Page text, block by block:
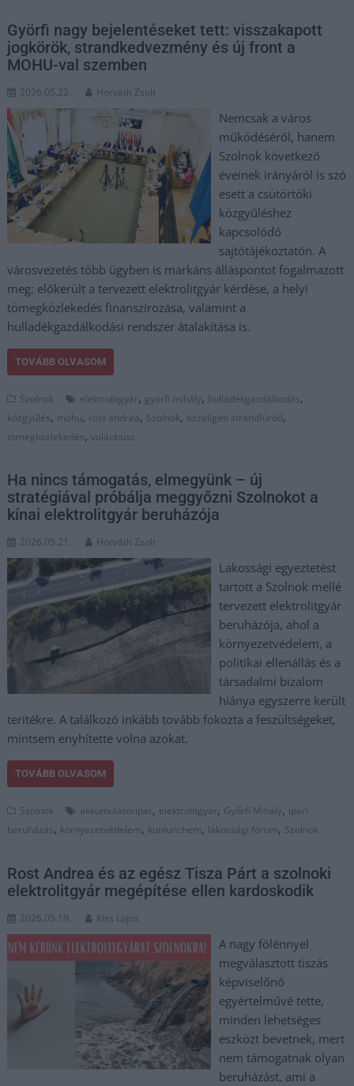
Györfi nagy bejelentéseket tett: visszakapott
jogkörök, strandkedvezmény és új front a
MOHU-val szemben
2026.05.22. Horváth Zsolt
Nemcsak a város
működéséről, hanem
Szolnok következő
éveinek irányáról is szó
esett a csütörtöki
közgyűléshez
kapcsolódó
sajtótájékoztatón. A
városvezetés több ügyben is markáns álláspontot fogalmazott
meg: előkerült a tervezett elektrolitgyár kérdése, a helyi
tömegközlekedés finanszírozása, valamint a
hulladékgazdálkodási rendszer átalakítása is.
TOVÁBB OLVASOM
Szolnok elektrolitgyár, györfi mihály, hulladékgazdálkodás,
közgyűlés, mohu, rost andrea, Szolnok, tiszaligeti strandfürdő,
tömegközlekedés,volánbusz
Ha nincs támogatás, elmegyünk – új
stratégiával próbálja meggyőzni Szolnokot a
kínai elektrolitgyár beruházója
2026.05.21. Horváth Zsolt
Lakossági egyeztetést
tartott a Szolnok mellé
tervezett elektrolitgyár
beruházója, ahol a
környezetvédelem, a
politikai ellenállás és a
társadalmi bizalom
hiánya egyszerre került
terítékre. A találkozó inkább tovább fokozta a feszültségeket,
mintsem enyhítette volna azokat.
TOVÁBB OLVASOM
Szolnok akkumulátoripar, elektrolitgyár, Győrfi Mihály, ipari
beruházás, környezetvédelem, kunlunchem, lakossági fórum, Szolnok
Rost Andrea és az egész Tisza Párt a szolnoki
elektrolitgyár megépítése ellen kardoskodik
2026.05.19. Kiss Lajos
A nagy fölénnyel
megválasztott tiszás
képviselőnő
egyértelművé tette,
minden lehetséges
eszközt bevetnek, mert
nem támogatnak olyan
beruházást, ami a